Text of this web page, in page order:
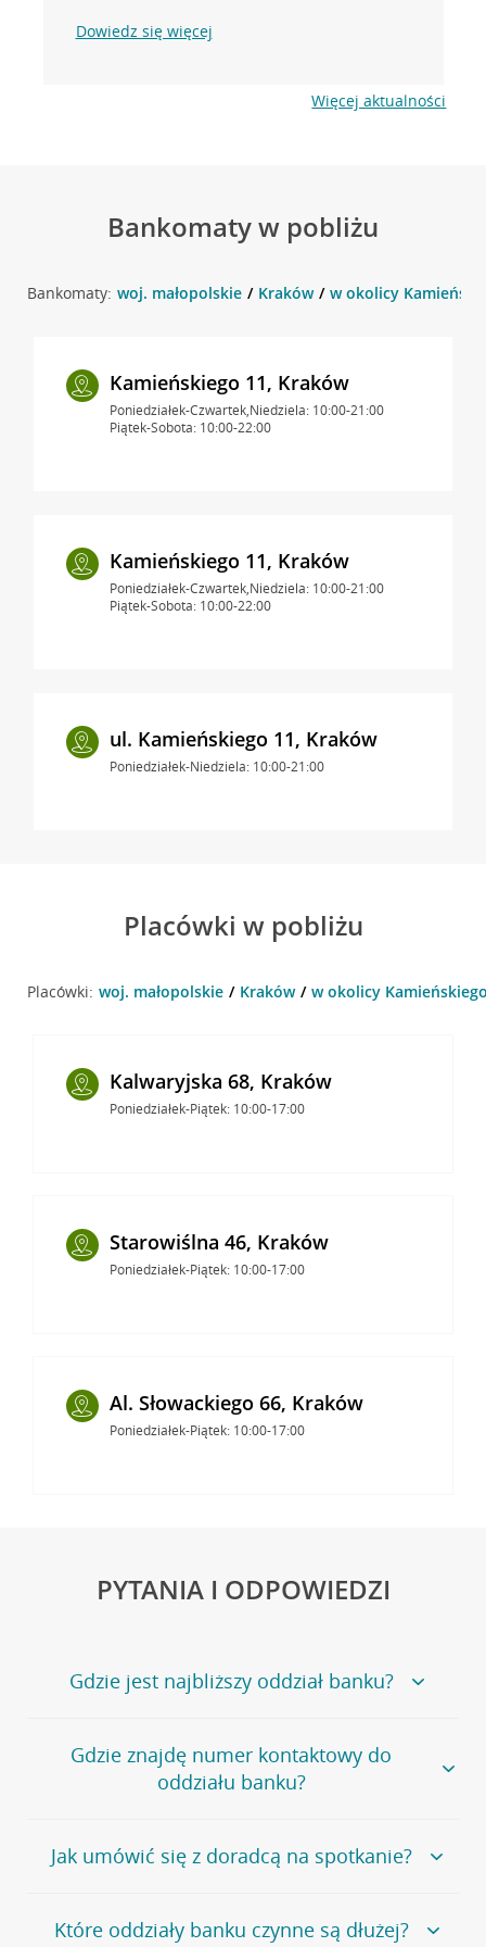
Dowiedz się więcej
Więcej aktualności
Bankomaty w pobliżu
Bankomaty: woj. małopolskie Kraków w okolicy
Kamieńskiego 11, Kraków
Poniedziałek-Czwartek,Niedziela: 10:00-21:00
Piątek-Sobota: 10:00-22:00
Kamieńskiego 11, Kraków
Poniedziałek-Czwartek,Niedziela: 10:00-21:00
Piątek-Sobota: 10:00-22:00
ul. Kamieńskiego 11, Kraków
Poniedziałek-Niedziela: 10:00-21:00
Placówki w pobliżu
Placówki: woj. małopolskie Kraków w okolicy
Kalwaryjska 68, Kraków
Poniedziałek-Piątek: 10:00-17:00
Starowiślna 46, Kraków
Poniedziałek-Piątek: 10:00-17:00
Al. Słowackiego 66, Kraków
Poniedziałek-Piątek: 10:00-17:00
PYTANIA I ODPOWIEDZI
Gdzie jest najbliższy oddział banku?
Jeśli szukasz oddziału naszego banku, zapraszamy na
stronęPlacówki i bankomaty, na której znajduje się
wygodna wyszukiwarka.
oddziałów
Gdzie znajdę numer kontaktowy do
oddziału banku?
Bank Credit Agricole nie udostępnia ogólnego numeru
telefonu do placówki bankowej.
umówienia się z doradcą w placówce bankowej .
Jak umówić się z doradcą na spotkanie?
Jeśli jesteś już naszym
klientemmożeszsamodzielnieumówić się na spotkanie z
Które oddziały banku czynne są dłużej?